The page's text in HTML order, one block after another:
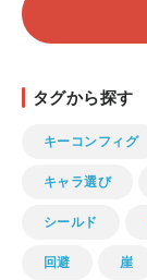
タグから探す
キーコンフィグ
キャラ選び
シールド
回避 崖